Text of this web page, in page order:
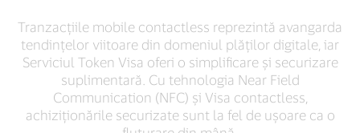
Tranzacțiile mobile contactless reprezintă avangarda
tendințelor viitoare din domeniul plăților digitale, iar
Serviciul Token Visa oferi o simplificare și securizare
suplimentară. Cu tehnologia Near Field
Communication (NFC) și Visa contactless,
achiziționările securizate sunt la fel de ușoare ca o